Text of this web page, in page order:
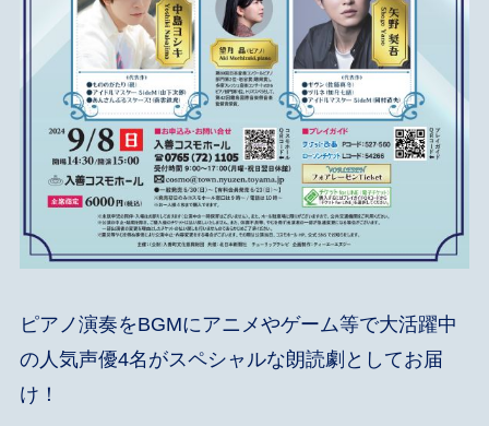
ピアノ演奏をBGMにアニメやゲーム等で大活躍中
の人気声優4名がスペシャルな朗読劇としてお届
け！